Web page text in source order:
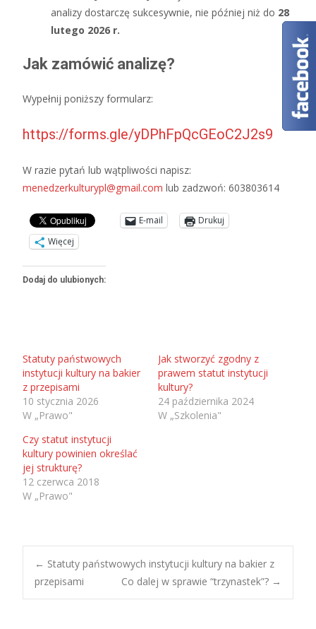
analizy dostarczę sukcesywnie, nie później niż do 28
lutego 2026 r.
Jak zamówić analizę?
Wypełnij poniższy formularz:
https://forms.gle/yDPhFpQcGEoC2J2s9
W razie pytań lub wątpliwości napisz:
menedzerkulturypl@gmail.com lub zadzwoń: 603803614
E-mail
Drukuj
Więcej
Dodaj do ulubionych:
Statuty państwowych
instytucji kultury na bakier
z przepisami
10 stycznia 2026
W „Prawo"
Jak stworzyć zgodny z
prawem statut instytucji
kultury?
24 października 2024
W „Szkolenia"
Czy statut instytucji
kultury powinien określać
jej strukturę?
12 czerwca 2018
W „Prawo"
Post
← Statuty państwowych instytucji kultury na bakier z
przepisami
Co dalej w sprawie “trzynastek”? →